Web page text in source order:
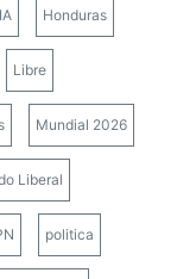
Honduras
Libre
Mundial 2026
Liberal
politica